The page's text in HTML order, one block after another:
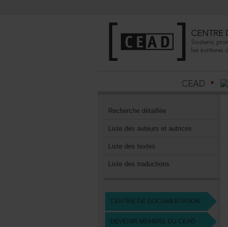
Recherchedétaillée
Listedesauteursetautrices
Listedestextes
Listedestraductions
CENTREDEDOCUMENTATION
DEVENIRMEMBREDUCEAD